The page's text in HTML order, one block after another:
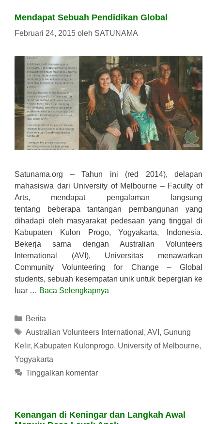
Mendapat Sebuah Pendidikan Global
Februari 24, 2015 oleh SATUNAMA
Satunama.org – Tahun ini (red 2014), delapan
mahasiswa dari University of Melbourne – Faculty of
Arts, mendapat pengalaman langsung
tentang beberapa tantangan pembangunan yang
dihadapi oleh masyarakat pedesaan yang tinggal di
Kabupaten Kulon Progo, Yogyakarta, Indonesia.
Bekerja sama dengan Australian Volunteers
International (AVI), Universitas menawarkan
Community Volunteering for Change – Global
students, sebuah kesempatan unik untuk bepergian ke
luar … Baca Selengkapnya
Kategori
Berita
Tag
Australian Volunteers International , AVI , Gunung
Kelir, Kabupaten Kulonprogo, University of Melbourne,
Yogyakarta
Tinggalkan komentar
Kenangan di Keningar dan Langkah Awal